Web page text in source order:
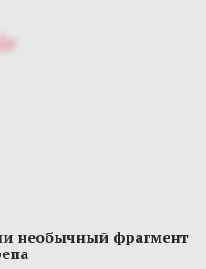
необычный фрагмент